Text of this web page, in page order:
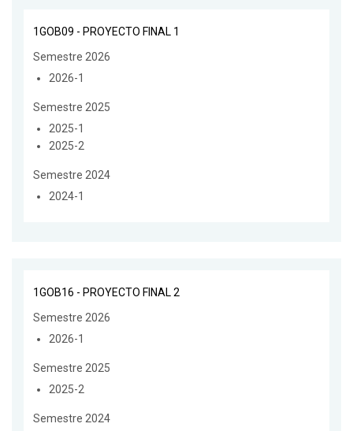
1GOB09 - PROYECTO FINAL 1
Semestre 2026
2026-1
Semestre 2025
2025-1
2025-2
Semestre 2024
2024-1
1GOB16 - PROYECTO FINAL 2
Semestre 2026
2026-1
Semestre 2025
2025-2
Semestre 2024